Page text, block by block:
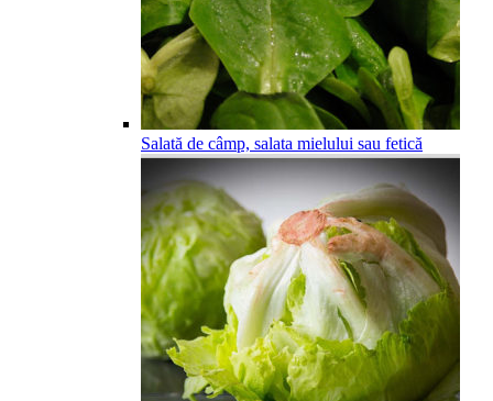
Salată de câmp, salata mielului sau fetică